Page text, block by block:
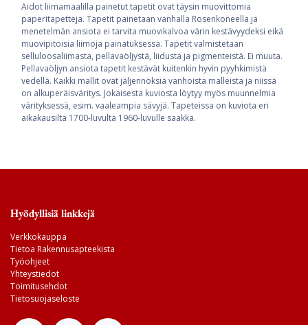
Aidot liimamaalilla painetut tapetit ovat täysin muovittomia
paperitapetteja. Tapetit painetaan vanhalla Rosenkoneella ja
menetelmän ansiota ei tarvita muovikalvoa värin kestävyydeksi eikä
muovipitoisia liimoja painatuksessa. Tapetit valmistetaan
selluloosaliimasta, pellavaöljystä, liidusta ja pigmenteistä. Ei muuta.
Pellavaöljyn ansiota tapetit kestävät kuitenkin hyvin pyyhkimistä
vedellä. Kaikki mallit ovat jäljennöksiä vanhoista malleista ja niissä
on alkuperäisväritys. Jokaisesta kuviosta löytyy myös muunnelmia
värityksessä, esim. vaaleampia sävyjä. Tapeteissa on kuviota eri
aikakausilta 1700-luvulta 1960-luvulle saakka.
Hyödyllisiä linkkejä
Verkkokauppa
Tietoa Rakennusapteekista
Työohjeet
Yhteystiedot
Toimitusehdot
Tietosuojaseloste